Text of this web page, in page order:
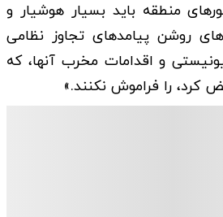
منطقه باید بسیار هوشیار و
روشن پیامدهای تجاوز نظامی
و اقدامات مخرب آنها، که
کرد، را فراموش نکنند.»